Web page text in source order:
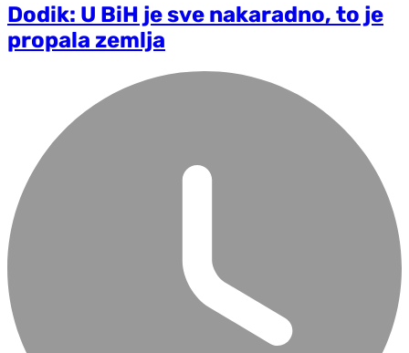
Dodik: U BiH je sve nakaradno, to je
propala zemlja